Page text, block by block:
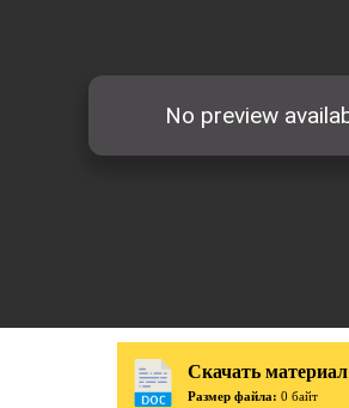
Скачать материал
Размер файла: 0 байт